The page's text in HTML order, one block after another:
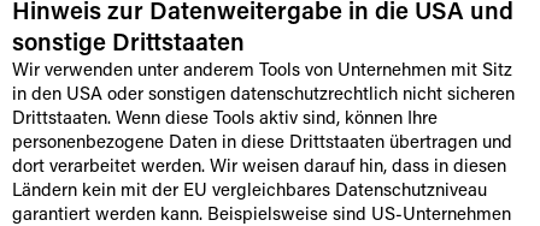
Hinweis zur Datenweitergabe in die USA und
sonstige Drittstaaten
Wir verwenden unter anderem Tools von Unternehmen mit Sitz
in den USA oder sonstigen datenschutzrechtlich nicht sicheren
Drittstaaten. Wenn diese Tools aktiv sind, können Ihre
personenbezogene Daten in diese Drittstaaten übertragen und
dort verarbeitet werden. Wir weisen darauf hin, dass in diesen
Ländern kein mit der EU vergleichbares Datenschutzniveau
garantiert werden kann. Beispielsweise sind US-Unternehmen